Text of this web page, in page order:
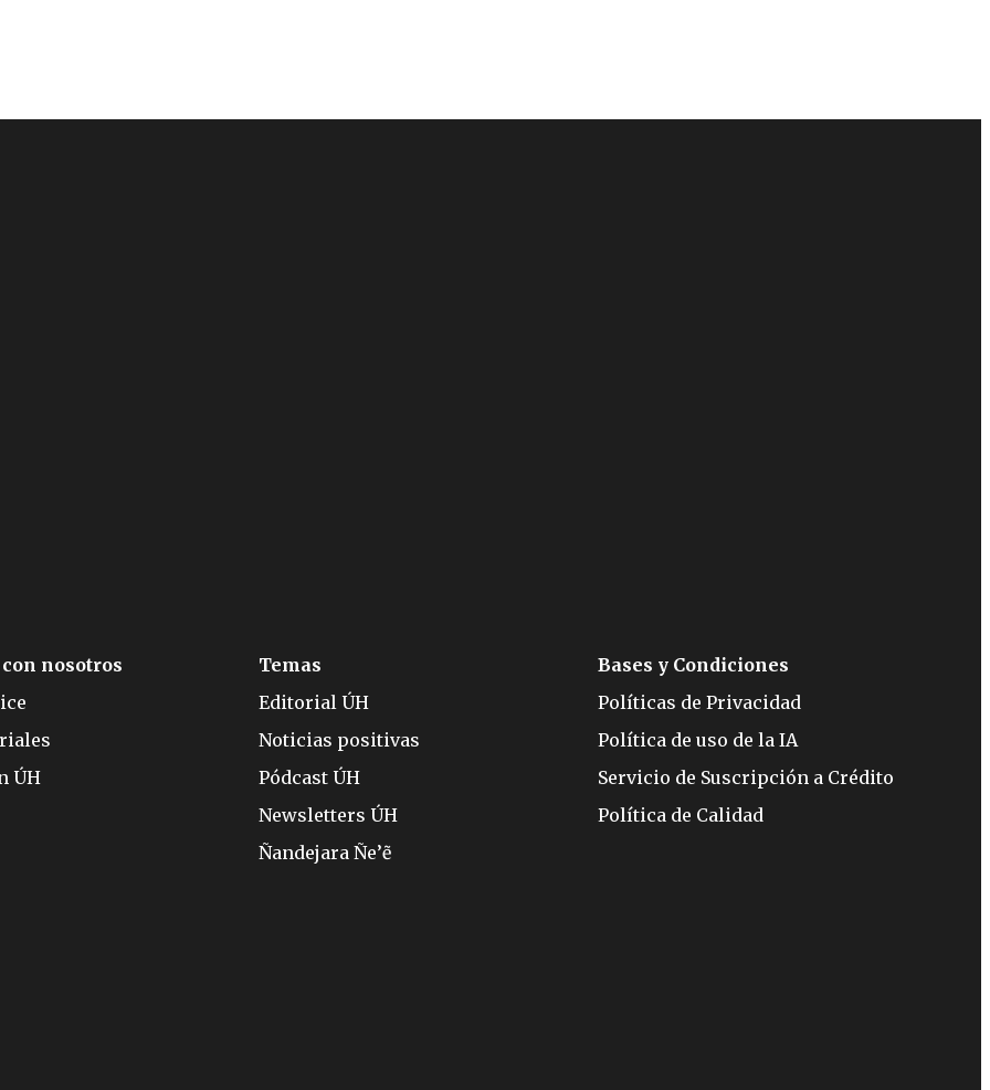
nosotros
ÚH
Temas
Editorial ÚH
Noticias positivas
Pódcast ÚH
Newsletters ÚH
Ñandejara Ñe’ẽ
Bases y Condiciones
Políticas de Privacidad
Política de uso de la IA
Servicio de Suscripción a Crédito
Política de Calidad